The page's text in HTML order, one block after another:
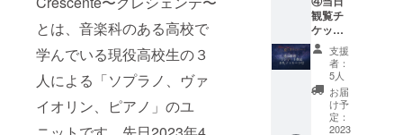
とは、音楽科のある高校で
学んでいる現役高校生の３
人による「ソプラノ、ヴァ
イオリン、ピアノ」のユ
にて配
信URL
をお渡
ししま
す。）
■先着順
自由着
席 （ご
予約の
観覧チ
ケット
+全力で
応援し
たい！
3500円
お礼
メッ
セージ
支援
者：
5人
お届
け予
定：
2023